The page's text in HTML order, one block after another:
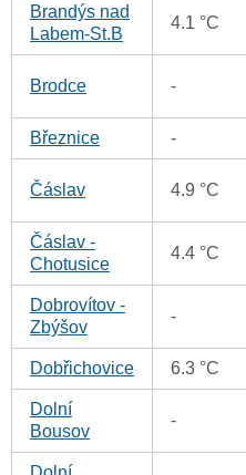
Brandýs nad
Labem-St.B
4.1 °C
Brodce -
Březnice -
Čáslav 4.9 °C
Čáslav -
Chotusice
4.4 °C
Dobrovítov -
Zbýšov
-
Dobřichovice 6.3 °C
Dolní
Bousov
-